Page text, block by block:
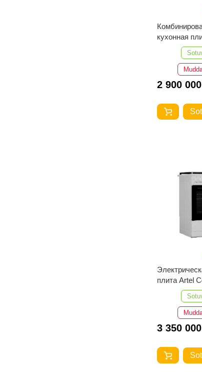
кухонная плита
2 900
плита Artel
E ЭП Серый
3 350